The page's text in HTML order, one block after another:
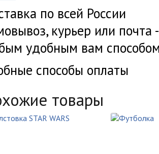
по всей России
курьер или
удобным вам
способы оплаты
товары